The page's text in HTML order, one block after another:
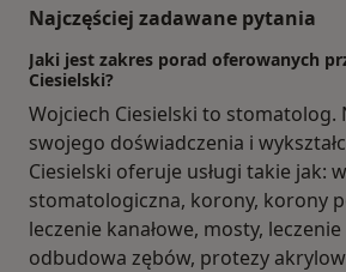
Najczęściej zadawane pytania
Jaki jest zakres porad oferowanych
Ciesielski?
Wojciech Ciesielski to stomatolog.
swojego doświadczenia i
Ciesielski oferuje usługi takie jak:
stomatologiczna, korony, korony
leczenie kanałowe, mosty,
odbudowa zębów, protezy